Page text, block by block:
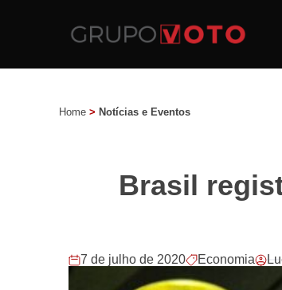
Home > Notícias e Eventos
Brasil
7 de julho de 2020 Economia